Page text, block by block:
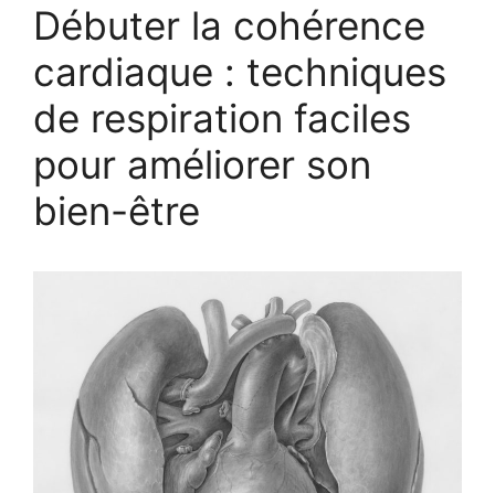
Débuter la cohérence
cardiaque : techniques
de respiration faciles
pour améliorer son
bien-être